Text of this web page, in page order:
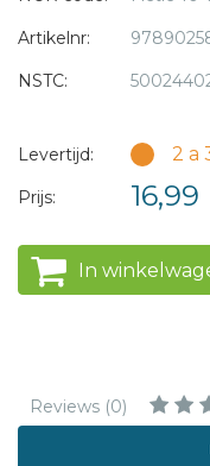
Artikelnr:
NSTC:
Levertijd: 2 a
Prijs: 16,99
In
Reviews (0)